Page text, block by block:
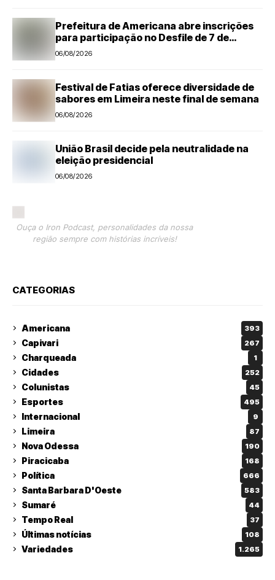
Prefeitura de Americana abre inscrições
para participação no Desfile de 7 de
Setembro
06/08/2026
Festival de Fatias oferece diversidade de
sabores em Limeira neste final de semana
06/08/2026
União Brasil decide pela neutralidade na
eleição presidencial
06/08/2026
Ouça o Iron Podcast, personalidades da nossa
região sempre com histórias incríveis!
CATEGORIAS
Americana 393
Capivari 267
Charqueada 1
Cidades 252
Colunistas 45
Esportes 495
Internacional 9
Limeira 87
Nova Odessa 190
Piracicaba 168
Política 666
Santa Barbara D'Oeste 583
Sumaré 44
Tempo Real 37
Últimas notícias 108
Variedades 1.265